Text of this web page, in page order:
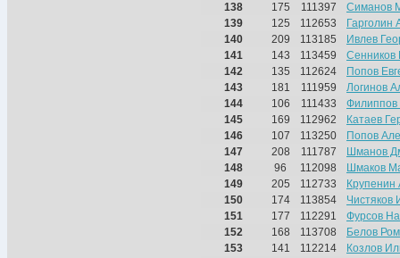
138
175 111397
Симанов
139
125 112653
Гарголин
140
209 113185
Ивлев
141
143 113459
Сенников
142
135 112624
Попов
143
181 111959
Логинов
144
106 111433
Филиппов
145
169 112962
Катаев
146
107 113250
Попов
147
208 111787
Шманов
148
96 112098
Шмаков
149
205 112733
Крупенин
150
174 113854
Чистяков
151
177 112291
Фурсов
152
168 113708
Белов
153
141 112214 Козлов